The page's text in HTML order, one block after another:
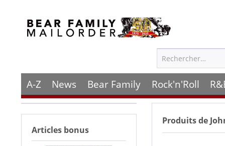
A-Z News Bear Family Rock'n'Roll
Articles bonus
Produits de